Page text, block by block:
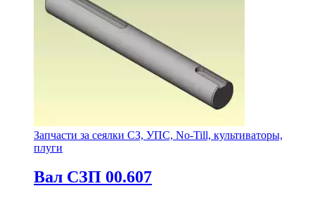
Запчасти за сеялки СЗ, УПС, No-Till, культиваторы,
плуги
Вал СЗП 00.607